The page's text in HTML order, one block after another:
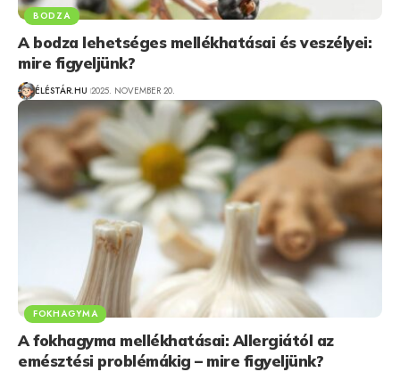
BODZA
A bodza lehetséges mellékhatásai és veszélyei:
mire figyeljünk?
ÉLÉSTÁR.HU 2025. NOVEMBER 20.
FOKHAGYMA
A fokhagyma mellékhatásai: Allergiától az
emésztési problémákig – mire figyeljünk?